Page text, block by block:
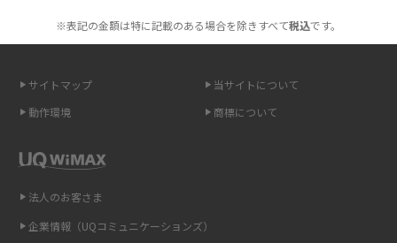
2015年12月(8)
2015年10月(8)
2015年8月(7)
2015年7月(9)
2015年6月(8)
無制限で利用できるポケット型Wi-Fiは？選び方や通信費を抑える方法も紹
ポケット型Wi-Fi（モバイルWi-Fi）とは？おススメする方の特徴や選び方を
即日受け取りできるポケット型Wi-Fiはある？すぐに使うための方法や注意
ONU（光回線終端装置）とは？モデム・ルーター・ホームゲートウェイと
※表記の金額は特に記載のある場合を除きすべて税込です。
サイトマップ
当サイトについて
動作環境
商標について
法人のお客さま
企業情報（UQコミュニケーションズ）